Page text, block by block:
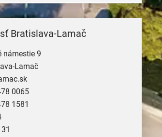
Bratislava-Lamač
námestie 9
Lamač
0065
1581